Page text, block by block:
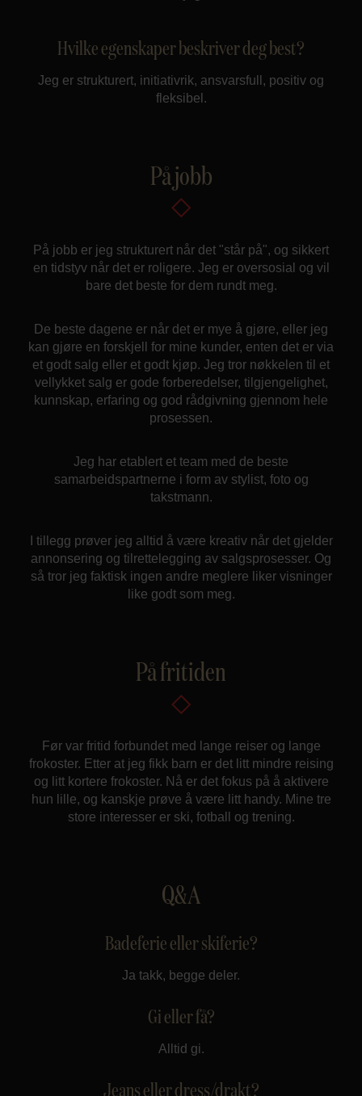
Hvilke egenskaper beskriver deg best?
Jeg er strukturert, initiativrik, ansvarsfull, positiv og
fleksibel.
På jobb
På jobb er jeg strukturert når det "står på", og sikkert
en tidstyv når det er roligere. Jeg er oversosial og vil
bare det beste for dem rundt meg.
De beste dagene er når det er mye å gjøre, eller jeg
kan gjøre en forskjell for mine kunder, enten det er via
et godt salg eller et godt kjøp. Jeg tror nøkkelen til et
vellykket salg er gode forberedelser, tilgjengelighet,
kunnskap, erfaring og god rådgivning gjennom hele
prosessen.
Jeg har etablert et team med de beste
samarbeidspartnerne i form av stylist, foto og
takstmann.
I tillegg prøver jeg alltid å være kreativ når det gjelder
annonsering og tilrettelegging av salgsprosesser. Og
så tror jeg faktisk ingen andre meglere liker visninger
like godt som meg.
På fritiden
Før var fritid forbundet med lange reiser og lange
frokoster. Etter at jeg fikk barn er det litt mindre reising
og litt kortere frokoster. Nå er det fokus på å aktivere
hun lille, og kanskje prøve å være litt handy. Mine tre
store interesser er ski, fotball og trening.
Q&A
Badeferie eller skiferie?
Ja takk, begge deler.
Gi eller få?
Alltid gi.
Jeans eller dress/drakt?